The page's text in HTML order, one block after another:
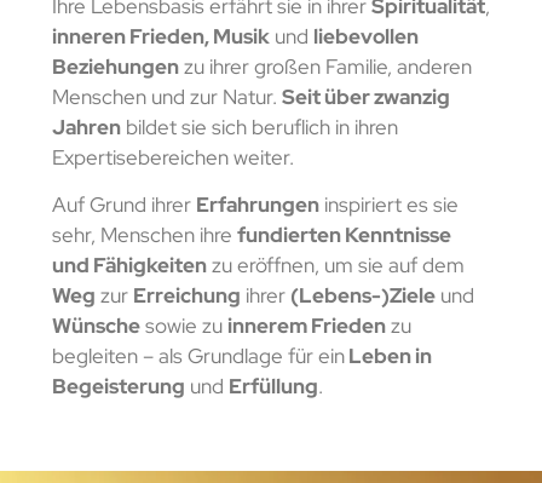
Ihre Lebensbasis erfährt sie in ihrerSpiritualität,
inneren Frieden, Musikund liebevollen
Beziehungenzu ihrer großen Familie, anderen
Menschen und zur Natur. Seit über zwanzig
Jahrenbildet sie sich beruflich in ihren
Expertisebereichen weiter.
Auf Grund ihrer Erfahrungeninspiriert es sie
sehr, Menschen ihre fundierten Kenntnisse
und Fähigkeitenzu eröffnen, um sie auf dem
Weg zur Erreichung ihrer (Lebens-)Zieleund
Wünschesowie zu innerem Friedenzu
begleiten – als Grundlage für einLeben in
Begeisterung und Erfüllung.